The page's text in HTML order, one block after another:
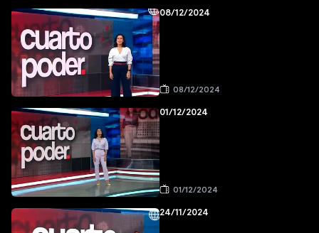
08/12/2024
08/12/2024
01/12/2024
01/12/2024
24/11/2024